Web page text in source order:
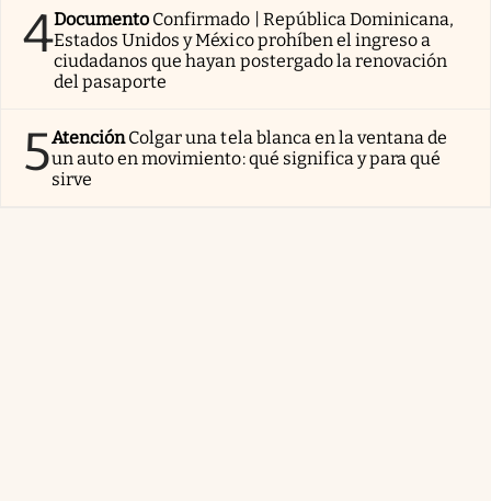
4Documento Confirmado | República Dominicana,
Estados Unidos y México prohíben el ingreso a
ciudadanos que hayan postergado la renovación
del pasaporte
5AtenciónColgar una tela blanca en la ventana de
un auto en movimiento: qué significa y para qué
sirve